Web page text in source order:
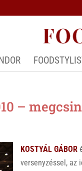
–
KOSTYÁL GÁBOR
versenyzéssel, az